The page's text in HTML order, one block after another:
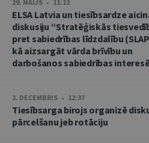
29. MAIJS • 11:12
ELSA Latvia un tiesībsardze
diskusiju “Stratēģiskās
pret sabiedrības līdzdalību
kā aizsargāt vārda brīvību un
darbošanos sabiedrības
2. DECEMBRIS • 12:37
Tiesībsarga birojs organizē
pārcelšanu jeb rotāciju